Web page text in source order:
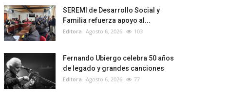
SEREMI de Desarrollo Social y
Familia refuerza apoyo al...
Editora Agosto 6, 2026 103
Fernando Ubiergo celebra 50 años
de legado y grandes canciones
Editora Agosto 6, 2026 77